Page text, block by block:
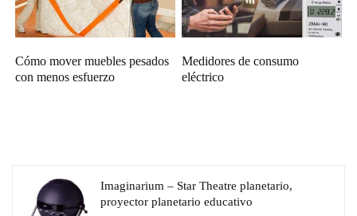
Cómo mover muebles pesados
con menos esfuerzo
Medidores de consumo
eléctrico
Imaginarium – Star Theatre planetario,
proyector planetario educativo